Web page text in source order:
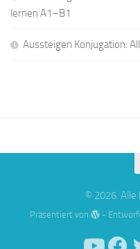
lernen A1–B1
Aussteigen Konjugation:
© 2026. Alle
Präsentiert von -